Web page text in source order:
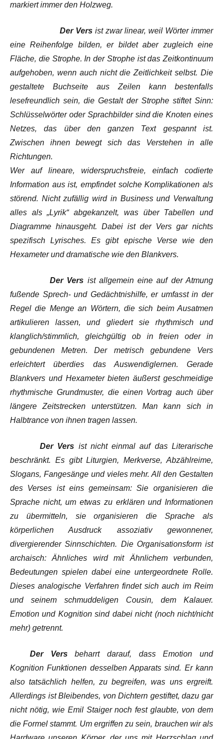
markiert immer den Holzweg.
Der Versist zwar linear, weil Wörter immer
eine Reihenfolge bilden, er bildet aber zugleich eine
Fläche, die Strophe. In der Strophe ist das Zeitkontinuum
aufgehoben, wenn auch nicht die Zeitlichkeit selbst. Die
gestaltete Buchseite aus Zeilen kann bestenfalls
lesefreundlich sein, die Gestalt der Strophe stiftet Sinn:
Schlüsselwörter oder Sprachbilder sind die Knoten eines
Netzes, das über den ganzen Text gespannt ist.
Zwischen ihnen bewegt sich das Verstehen in alle
Richtungen.
Wer auf lineare, widerspruchsfreie, einfach codierte
Information aus ist, empfindet solche Komplikationen als
störend. Nicht zufällig wird in Business und Verwaltung
alles als „Lyrik“ abgekanzelt, was über Tabellen und
Diagramme hinausgeht. Dabei ist der Vers gar nichts
spezifisch Lyrisches. Es gibt epische Verse wie den
Hexameter und dramatische wie den Blankvers.
Der Vers ist allgemein eine auf der Atmung
fußende Sprech- und Gedächtnishilfe, er umfasst in der
Regel die Menge an Wörtern, die sich beim Ausatmen
artikulieren lassen, und gliedert sie rhythmisch und
klanglich/stimmlich, gleichgültig ob in freien oder in
gebundenen Metren. Der metrisch gebundene Vers
erleichtert überdies das Auswendiglernen. Gerade
Blankvers und Hexameter bieten äußerst geschmeidige
rhythmische Grundmuster, die einen Vortrag auch über
längere Zeitstrecken unterstützen. Man kann sich in
Halbtrance von ihnen tragen lassen.
Der Vers ist nicht einmal auf das Literarische
beschränkt. Es gibt Liturgien, Merkverse, Abzählreime,
Slogans, Fangesänge und vieles mehr. All den Gestalten
des Verses ist eins gemeinsam: Sie organisieren die
Sprache nicht, um etwas zu erklären und Informationen
zu übermitteln, sie organisieren die Sprache als
körperlichen Ausdruck assoziativ gewonnener,
divergierender Sinnschichten. Die Organisationsform ist
archaisch: Ähnliches wird mit Ähnlichem verbunden,
Bedeutungen spielen dabei eine untergeordnete Rolle.
Dieses analogische Verfahren findet sich auch im Reim
und seinem schmuddeligen Cousin, dem Kalauer.
Emotion und Kognition sind dabei nicht (noch nicht/nicht
mehr) getrennt.
Der Versbeharrt darauf, dass Emotion und
Kognition Funktionen desselben Apparats sind. Er kann
also tatsächlich helfen, zubegreifen, was uns ergreift.
Allerdings ist Bleibendes, von Dichtern gestiftet, dazu gar
nicht nötig, wie Emil Staiger noch fest glaubte, von dem
die Formel stammt. Um ergriffen zu sein, brauchen wir als